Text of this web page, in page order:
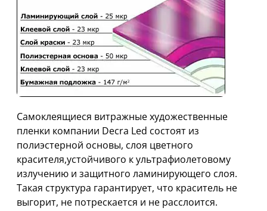
Самоклеящиеся витражные художественные
пленки компании Decra Led состоят из
полиэстерной основы, слоя цветного
красителя,устойчивого к ультрафиолетовому
излучению и защитного ламинирующего слоя.
Такая структура гарантирует, что краситель не
выгорит, не потрескается и не расслоится.